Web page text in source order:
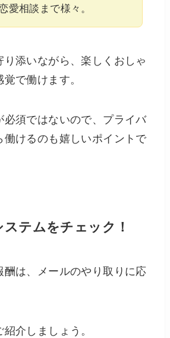
愛相談まで様々。
添いながら、楽しくおしゃ
で働けます。
必須ではないので、プライバ
働けるのも嬉しいポイントで
テムをチェック！
酬は、メールのやり取りに応
介しましょう。